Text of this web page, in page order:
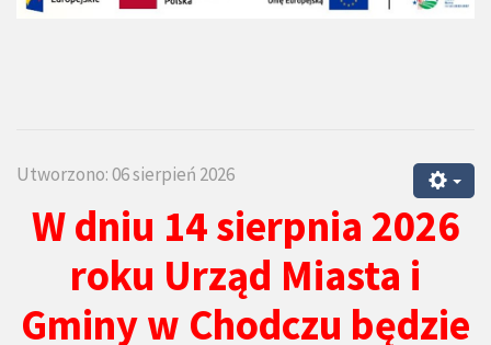
Utworzono: 06 sierpień 2026
W dniu 14 sierpnia 2026
roku Urząd Miasta i
Gminy w Chodczu będzie